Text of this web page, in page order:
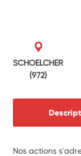
SCHOELCHER
(972)
Nos actions